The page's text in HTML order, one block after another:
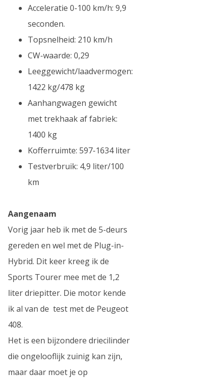
Acceleratie 0-100 km/h: 9,9
seconden.
Topsnelheid: 210 km/h
CW-waarde: 0,29
Leeggewicht/laadvermogen:
1422 kg/478 kg
Aanhangwagen gewicht
met trekhaak af fabriek:
1400 kg
Kofferruimte: 597-1634 liter
Testverbruik: 4,9 liter/100
km
Aangenaam
Vorig jaar heb ik met de 5-deurs
gereden en wel met de Plug-in-
Hybrid. Dit keer kreeg ik de
Sports Tourer mee met de 1,2
liter driepitter. Die motor kende
ik al van de test met de Peugeot
408.
Het is een bijzondere driecilinder
die ongelooflijk zuinig kan zijn,
maar daar moet je op